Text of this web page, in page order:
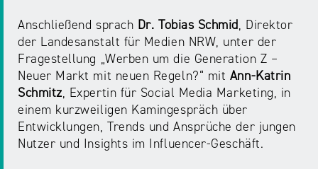
gegen
Desinformation
Safer
Internet
Day
Anschließend sprach Dr. Tobias Schmid, Direktor
der Landesanstalt für Medien NRW, unter der
Fragestellung „Werben um die Generation Z –
Neuer Markt mit neuen Regeln?“ mit Ann-Katrin
Schmitz, Expertin für Social Media Marketing, in
einem kurzweiligen Kamingespräch über
Entwicklungen, Trends und Ansprüche der jungen
Nutzer und Insights im Influencer-Geschäft.